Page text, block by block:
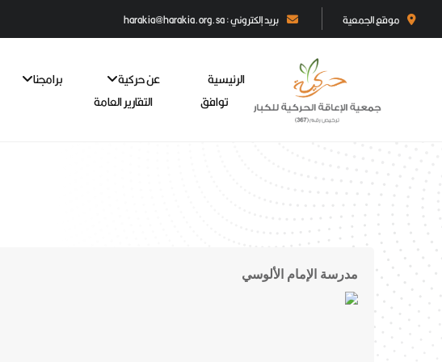
موقع الجمعية بريد إلكتروني : harakia@harakia.org.sa
الرئيسية عن حركية برامجنا
توافق
التقارير العامة
مدرسة الإمام الألوسي